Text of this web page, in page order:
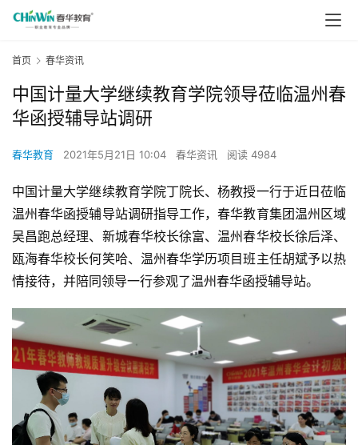
首页 春华资讯
中国计量大学继续教育学院领导莅临温州春
华函授辅导站调研
春华教育 2021年5月21日 10:04 春华资讯 阅读 4984
中国计量大学继续教育学院丁院长、杨教授一行于近日莅临
温州春华函授辅导站调研指导工作，春华教育集团温州区域
吴昌跑总经理、新城春华校长徐富、温州春华校长徐后泽、
瓯海春华校长何笑哈、温州春华学历项目班主任胡斌予以热
情接待，并陪同领导一行参观了温州春华函授辅导站。